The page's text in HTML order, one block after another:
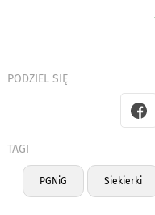
PODZIEL SIĘ
TAGI
PGNiG Siekierki